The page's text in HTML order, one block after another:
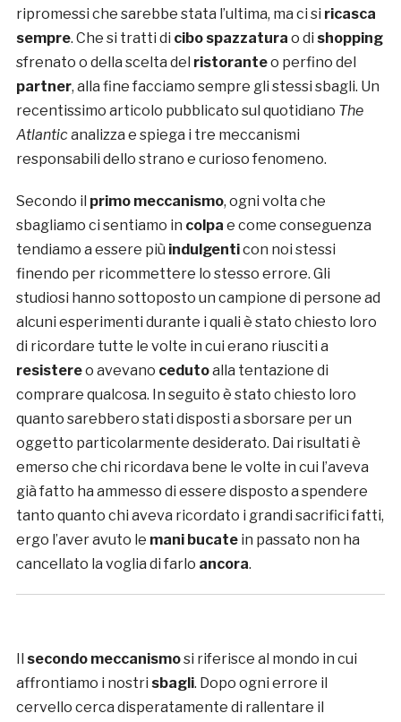
ripromessi che sarebbe stata l’ultima, ma ci si ricasca
sempre. Che si tratti di cibo spazzatura o di shopping
sfrenato o della scelta del ristoranteo perfino del
partner, alla fine facciamo sempre gli stessi sbagli. Un
recentissimo articolo pubblicato sul quotidiano The
Atlanticanalizza e spiega i tre meccanismi
responsabili dello strano e curioso fenomeno.
Secondo il primo meccanismo, ogni volta che
sbagliamo ci sentiamo in colpa e come conseguenza
tendiamo a essere più indulgenticon noi stessi
finendo per ricommettere lo stesso errore. Gli
studiosi hanno sottoposto un campione di persone ad
alcuni esperimenti durante i quali è stato chiesto loro
di ricordare tutte le volte in cui erano riusciti a
resistereo avevano cedutoalla tentazione di
comprare qualcosa. In seguito è stato chiesto loro
quanto sarebbero stati disposti a sborsare per un
oggetto particolarmente desiderato. Dai risultati è
emerso che chi ricordava bene le volte in cui l’aveva
già fatto ha ammesso di essere disposto a spendere
tanto quanto chi aveva ricordato i grandi sacrifici fatti,
ergo l’aver avuto le mani bucatein passato non ha
cancellato la voglia di farlo ancora.
secondo meccanismosi riferisce al mondo in cui
affrontiamo i nostri sbagli. Dopo ogni errore il
cervello cerca disperatamente di rallentare il